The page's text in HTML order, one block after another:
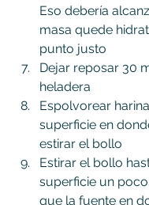
Eso debería
masa quede
punto justo
Dejar reposar 30
heladera
Espolvorear
superficie en
estirar el bollo
Estirar el bollo
superficie un
que la fuente en